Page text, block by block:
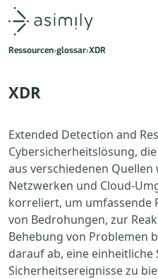
Asimily-Startseite
Ressourcen glossar XDR
XDR
Extended Detection and
Cybersicherheitslösung,
aus verschiedenen Quellen
Netzwerken und Cloud-
korreliert, um umfassende
von Bedrohungen, zur
Behebung von Problemen
darauf ab, eine einheitliche
Sicherheitsereignisse zu